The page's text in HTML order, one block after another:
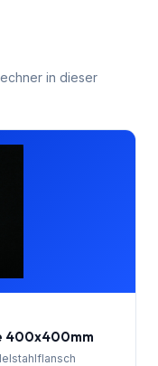
in dieser
400x400mm